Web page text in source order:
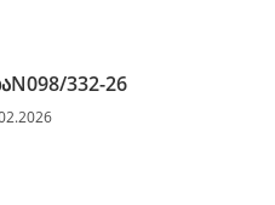
332-26